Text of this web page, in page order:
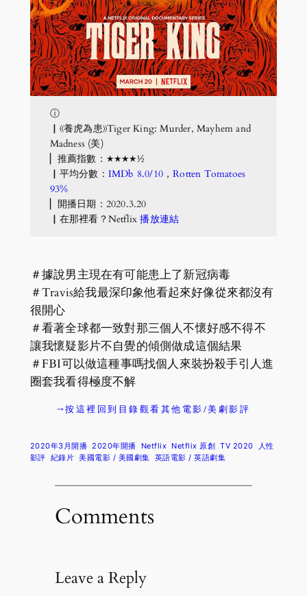
ⓘ
▏《養虎為患》Tiger King: Murder, Mayhem and
Madness (美)
▏推薦指數：★★★★½
▏平均分數： IMDb 8.0/10 ，Rotten Tomatoes
93%
▏開播日期：2020.3.20
▏在那裡看？Netflix播放連結
＃據說男主現在有可能患上了新冠病毒
＃Travis給我最深印象他看起來好像從來都沒有
很開心
＃看著全球都一致對那三個人不懷好感不得不
讓我懷疑影片不自覺的傾側做成這個結果
＃FBI可以做這種事嗎找個人來裝扮殺手引人進
圈套我看得極度不解
→按這裡回到目錄觀看其他電影/美劇影評
2020年3月開播 2020年開播 Netflix Netflix 原創 TV 2020
人性
影評 紀錄片 美國電影 / 美國劇集 英語電影 / 英語劇集
Comments
Leave a Reply